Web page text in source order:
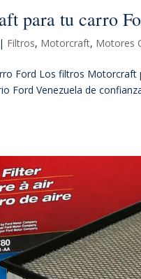
para tu carro
| Filtros, Motorcraft, Motores
Ford Los filtros
Ford Venezuela de